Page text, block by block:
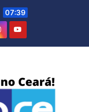
07:39